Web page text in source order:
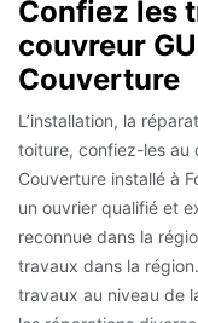
Confiez les
couvreur
Couverture
L’installation, la
toiture, confiez-les au
Couverture installé à
un ouvrier qualifié et
reconnue dans la
travaux dans la
travaux au niveau de